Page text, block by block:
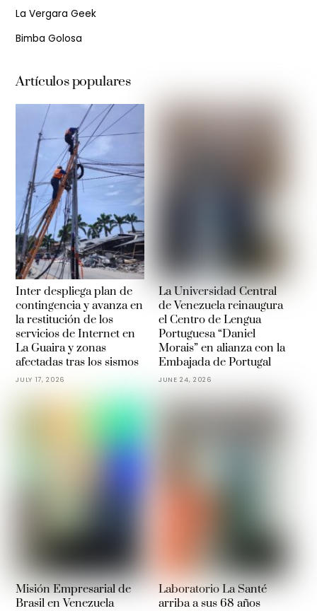
La Vergara Geek
Bimba Golosa
Artículos populares
Inter despliega plan de
contingencia y avanza en
la restitución de los
servicios de Internet en
La Guaira y zonas
afectadas tras los sismos
JULY 17, 2026
La Universidad Central
de Venezuela reinaugura
el Centro de Lengua
Portuguesa “Daniel
Morais” en alianza con la
Embajada de Portugal
JUNE 24, 2026
Misión Empresarial de
Brasil en Venezuela
Laboratorio La Santé
arriba a sus 68 años